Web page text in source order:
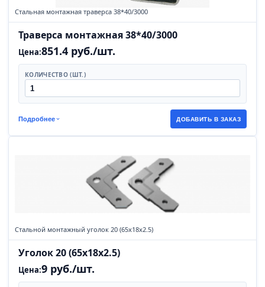
Стальная монтажная траверса 38*40/3000
Траверса монтажная 38*40/3000
Цена:851.4 руб./шт.
КОЛИЧЕСТВО (ШТ.)
Подробнее ДОБАВИТЬ В ЗАКАЗ
Стальной монтажный уголок 20 (65х18х2.5)
Уголок 20 (65х18х2.5)
Цена:9 руб./шт.